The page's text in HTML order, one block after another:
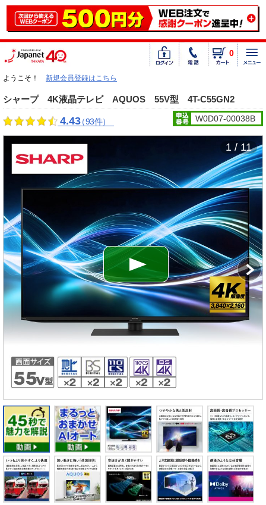
0
ようこそ！ 新規会員登録はこちら
シャープ 4K液晶テレビ AQUOS 55V型 4T-C55GN2
4.43（93件） W0D07-00038B
1 / 11